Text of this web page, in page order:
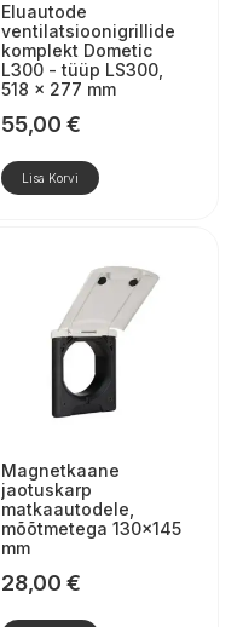
Eluautode
ventilatsioonigrillide
komplekt Dometic
L300 - tüüp LS300,
518 × 277 mm
55,00 €
Lisa Korvi
Magnetkaane
jaotuskarp
matkaautodele,
mõõtmetega 130×145
mm
28,00 €